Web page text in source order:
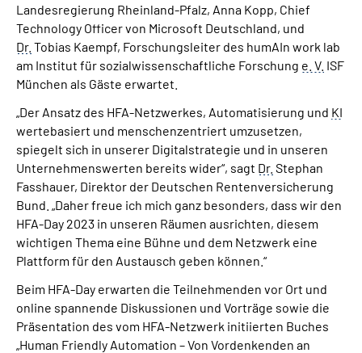
Landesregierung Rheinland-Pfalz, Anna Kopp, Chief
Technology Officer von Microsoft Deutschland, und
Dr. Tobias Kaempf, Forschungsleiter des humAIn work lab
am Institut für sozialwissenschaftliche Forschung e. V. ISF
München als Gäste erwartet.
„Der Ansatz des HFA-Netzwerkes, Automatisierung und KI
wertebasiert und menschenzentriert umzusetzen,
spiegelt sich in unserer Digitalstrategie und in unseren
Unternehmenswerten bereits wider“, sagt Dr. Stephan
Fasshauer, Direktor der Deutschen Rentenversicherung
Bund. „Daher freue ich mich ganz besonders, dass wir den
HFA-Day 2023 in unseren Räumen ausrichten, diesem
wichtigen Thema eine Bühne und dem Netzwerk eine
Plattform für den Austausch geben können.“
Beim HFA-Day erwarten die Teilnehmenden vor Ort und
online spannende Diskussionen und Vorträge sowie die
Präsentation des vom HFA-Netzwerk initiierten Buches
„Human Friendly Automation – Von Vordenkenden an